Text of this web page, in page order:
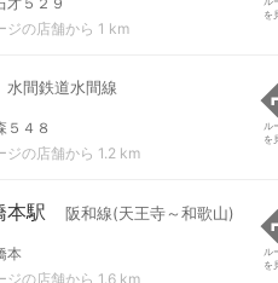
ジの店舗から 1 km
を
水間鉄道水間線
５４８
ジの店舗から 1.2 km
ル
を
本駅 阪和線(天王寺～和歌山)
本
ジの店舗から 1.6 km
ル
を